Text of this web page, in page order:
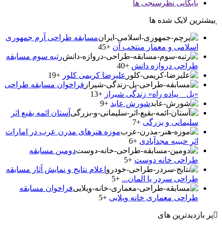
بایگانی نظرسنجی ها
بیشترین لایک شده ها
مسابقه طراحی آرم جمهوری
اسلامی و معمار منتخب آن +45
رتبه سوم مسابقه
طراحی دروازه دانش +40
علیرضا کریمی کلور +19
فراخوان مسابقه طراحی
«پل _ پیاده راه» زندگی شیراز +13
شورش عابد +9
آستان ائمه بقیع اثر
سلیمانی و بزرگی +7
موزه هنرهای مدرن عرب در امارات
اثر حبیبه مجدآبادی +6
دومین مسابقه
طراحی خانه دوست +5
اعلام نتایج و نمایش آثار مسابقه
طراحی سردر یا المان... +5
فراخوان مسابقه
طراحی معماری خانه ویلایی +5
پر بازدیدترین های